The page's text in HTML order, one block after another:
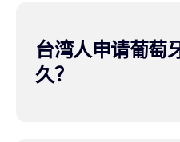
台湾人申请葡萄
久？